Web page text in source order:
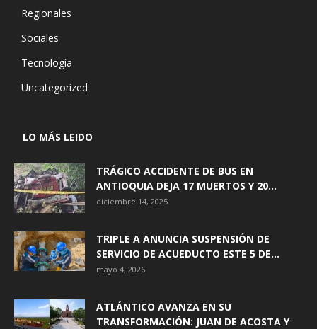
Regionales
Sociales
Tecnología
Uncategorized
LO MÁS LEIDO
TRÁGICO ACCIDENTE DE BUS EN
ANTIOQUIA DEJA 17 MUERTOS Y 20...
diciembre 14, 2025
TRIPLE A ANUNCIA SUSPENSIÓN DE
SERVICIO DE ACUEDUCTO ESTE 5 DE...
mayo 4, 2026
ATLÁNTICO AVANZA EN SU
TRANSFORMACIÓN: JUAN DE ACOSTA Y